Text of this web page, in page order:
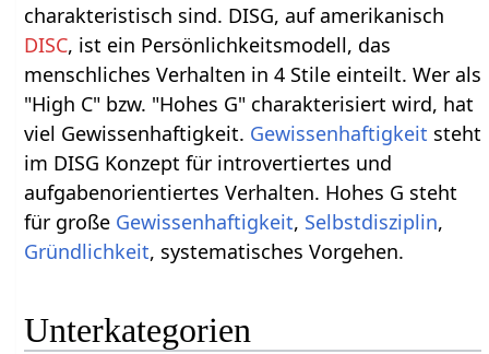
charakteristisch sind. DISG, auf amerikanisch
DISC, ist ein Persönlichkeitsmodell, das
menschliches Verhalten in 4 Stile einteilt. Wer als
"High C" bzw. "Hohes G" charakterisiert wird, hat
viel Gewissenhaftigkeit. Gewissenhaftigkeit steht
im DISG Konzept für introvertiertes und
aufgabenorientiertes Verhalten. Hohes G steht
für große Gewissenhaftigkeit, Selbstdisziplin,
Gründlichkeit, systematisches Vorgehen.
Unterkategorien